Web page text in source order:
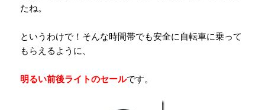
たね。
というわけで！そんな時間帯でも安全に自転車に乗って
もらえるように、
明るい前後ライトのセールです。